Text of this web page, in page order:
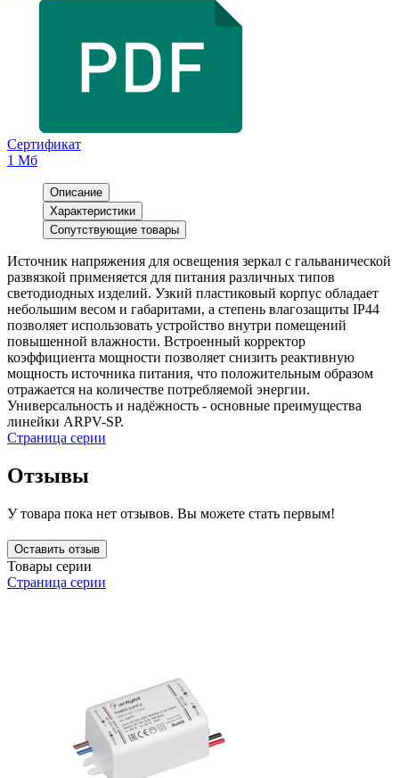
Сертификат
1 Мб
Описание
Характеристики
Сопутствующие товары
Источник напряжения для освещения зеркал с гальванической
развязкой применяется для питания различных типов
светодиодных изделий. Узкий пластиковый корпус обладает
небольшим весом и габаритами, а степень влагозащиты IP44
позволяет использовать устройство внутри помещений
повышенной влажности. Встроенный корректор
коэффициента мощности позволяет снизить реактивную
мощность источника питания, что положительным образом
отражается на количестве потребляемой энергии.
Универсальность и надёжность - основные преимущества
линейки ARPV-SP.
Страница серии
Отзывы
У товара пока нет отзывов. Вы можете стать первым!
Оставить отзыв
Товары серии
Страница серии